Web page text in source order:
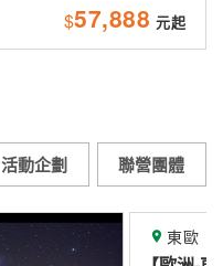
企業旅遊